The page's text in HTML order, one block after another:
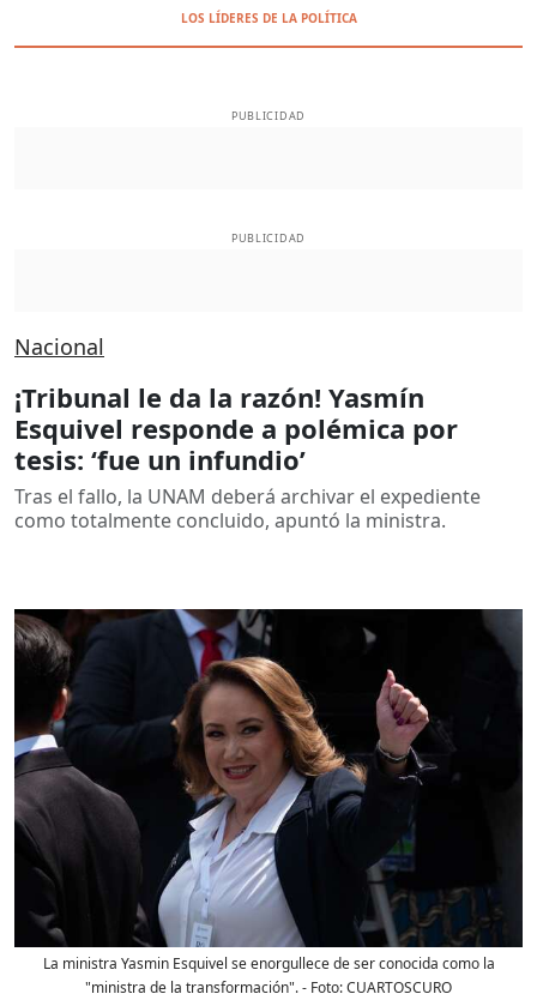
LOS LÍDERES DE LA POLÍTICA
PUBLICIDAD
PUBLICIDAD
Nacional
¡Tribunal le da la razón! Yasmín
Esquivel responde a polémica por
tesis: ‘fue un infundio’
Tras el fallo, la UNAM deberá archivar el expediente
como totalmente concluido, apuntó la ministra.
La ministra Yasmin Esquivel se enorgullece de ser conocida como la
"ministra de la transformación".- Foto:CUARTOSCURO